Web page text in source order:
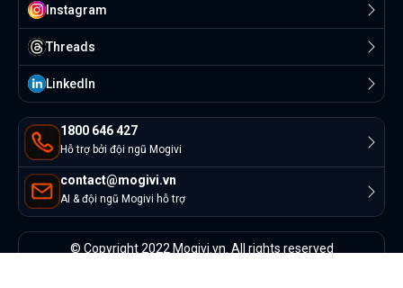
1800 646 427
Hỗ trợ bởi đội ngũ Mogivi
contact@mogivi.vn
AI & đội ngũ Mogivi hỗ trợ
Instagram
Threads
Linkedln
© Copyright 2022 Mogivi.vn. All rights reserved